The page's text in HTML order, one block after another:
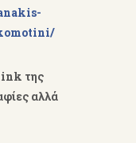
της
αλλά